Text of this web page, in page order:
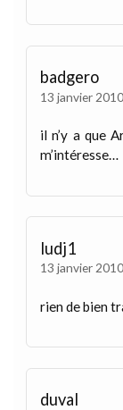
badgero
13 janvier
il n’y a que
m’intéresse…
ludj1
13 janvier
rien de bien
duval